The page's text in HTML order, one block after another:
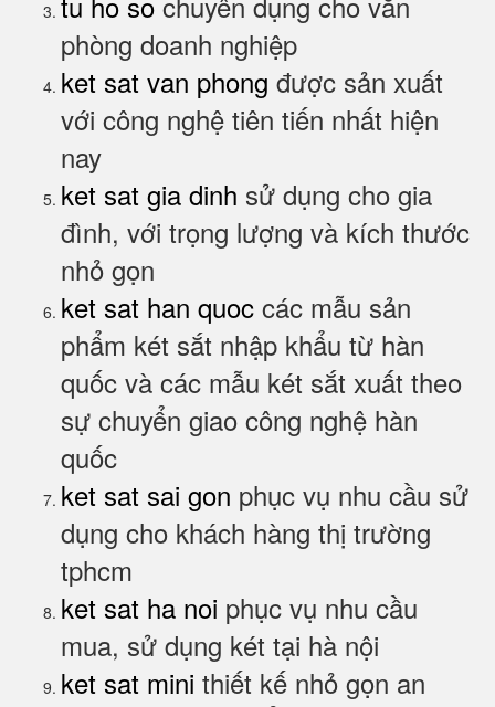
phòng doanh nghiệp
ket sat van phong được sản xuất
với công nghệ tiên tiến nhất hiện
nay
ket sat gia dinh sử dụng cho gia
đình, với trọng lượng và kích thước
nhỏ gọn
ket sat han quoc các mẫu sản
phẩm két sắt nhập khẩu từ hàn
quốc và các mẫu két sắt xuất theo
sự chuyển giao công nghệ hàn
quốc
ket sat sai gon phục vụ nhu cầu sử
dụng cho khách hàng thị trường
tphcm
ket sat ha noi phục vụ nhu cầu
mua, sử dụng két tại hà nội
ket sat mini thiết kế nhỏ gọn an